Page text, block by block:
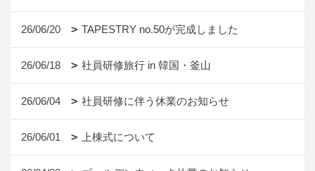
26/06/20 TAPESTRY no.50が完成しました
26/06/18 社員研修旅行 in 韓国・釜山
26/06/04 社員研修に伴う休業のお知らせ
26/06/01 上棟式について